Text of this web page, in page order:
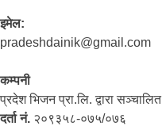
इमेल:
pradeshdainik@gmail.com
कम्पनी
प्रदेश भिजन प्रा.लि. द्वारा सञ्‍चालित
दर्ता नं. २०९३५८-०७५/०७६